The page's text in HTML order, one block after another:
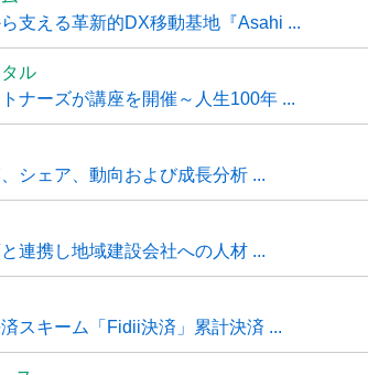
支える革新的DX移動基地『Asahi ...
ル
ナーズが講座を開催～人生100年 ...
シェア、動向および成長分析 ...
連携し地域建設会社への人材 ...
スキーム「Fidii決済」累計決済 ...